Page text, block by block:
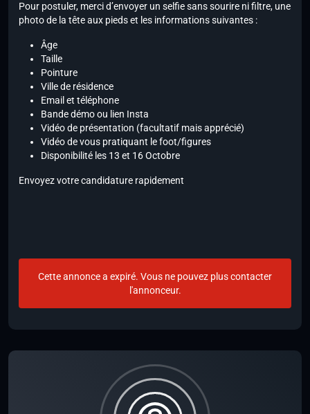
Pour postuler, merci d’envoyer un selfie sans sourire ni filtre, une
photo de la tête aux pieds et les informations suivantes :
Âge
Taille
Pointure
Ville de résidence
Email et téléphone
Bande démo ou lien Insta
Vidéo de présentation (facultatif mais apprécié)
Vidéo de vous pratiquant le foot/figures
Disponibilité les 13 et 16 Octobre
Envoyez votre candidature rapidement
Cette annonce a expiré. Vous ne pouvez plus contacter
l'annonceur.